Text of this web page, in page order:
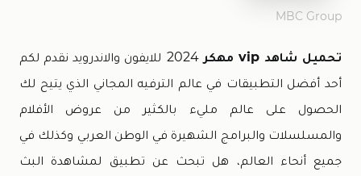
MBC Group
تحميل شاهد vip مهكر 2024 للايفون والاندرويد نقدم لكم
أحد أفضل التطبيقات في عالم الترفيه المجاني الذي يتيح لك
الحصول على عالم مليء بالكثير من عروض الأفلام
والمسلسلات والبرامج الشهيرة في الوطن العربي وكذلك في
جميع أنحاء العالم، هل تبحث عن تطبيق لمشاهدة البث